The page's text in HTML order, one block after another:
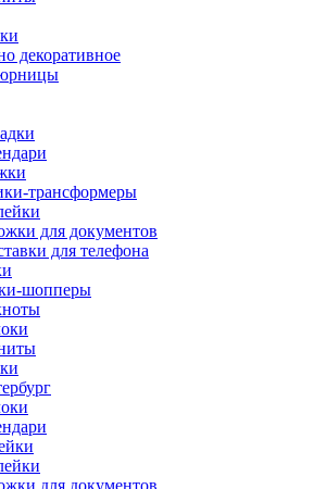
декоративное
трансформеры
для документов
для телефона
шопперы
для документов